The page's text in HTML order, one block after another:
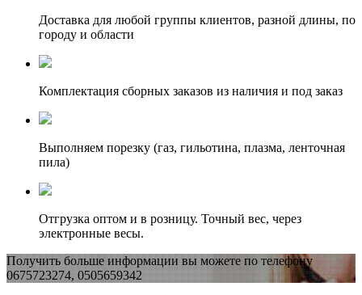
Доставка для любой группы клиентов, разной длины, по
городу и области
Комплектация сборных заказов из наличия и под заказ
Выполняем порезку (газ, гильотина, плазма, ленточная
пила)
Отгрузка оптом и в розницу. Точный вес, через
электронные весы.
Получить больше информации вы можете по телефону
0675723274, 0505659342